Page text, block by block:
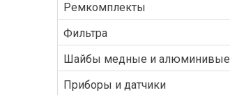
Ремкомплекты
Фильтра
Шайбы медные и алюминивые
Приборы и датчики